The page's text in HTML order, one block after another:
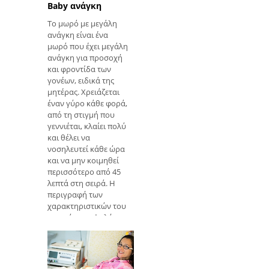
τη γυναίκα να
αισθάνεται
αβοήθητος αυτή τη
στιγμή. Επιπλέον,
είναι σύνηθες για το
doulas να υποστη
Baby ανάγκη
Το μωρό με μεγάλη
ανάγκη είναι ένα
μωρό που έχει μεγάλη
ανάγκη για προσοχή
και φροντίδα των
γονέων, ειδικά της
μητέρας. Χρειάζεται
έναν γύρο κάθε φορά,
από τη στιγμή που
γεννιέται, κλαίει πολύ
και θέλει να
νοσηλευτεί κάθε ώρα
και να μην κοιμηθεί
περισσότερο από 45
λεπτά στη σειρά. Η
περιγραφή των
χαρακτηριστικών του
μωρού της υψηλής
ανάγκης έγινε από τον
παιδίατρο William
Sears, αφού
παρακολούθησε τη